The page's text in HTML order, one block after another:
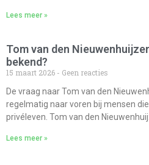
Lees meer »
Tom van den
bekend?
15 maart 2026
Geen reacties
De vraag naar Tom van den
regelmatig naar voren bij mensen
privéleven. Tom van den
Lees meer »